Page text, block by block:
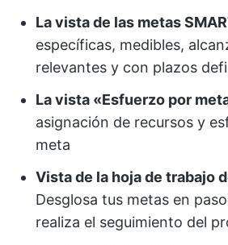
La vista de las metas
específicas, medibles,
relevantes y con plazos
La vista «Esfuerzo por
asignación de recursos y
meta
Vista de la hoja de trabajo
Desglosa tus metas en
realiza el seguimiento del